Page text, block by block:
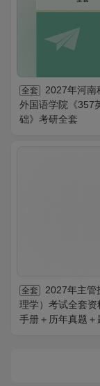
全套
2027年河南
外国语学院《357
础》考研全套
全套
2027年主管
理学）考试全套资
手册＋历年真题＋